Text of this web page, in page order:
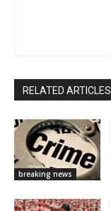
RELATED ARTICLES
breaking news